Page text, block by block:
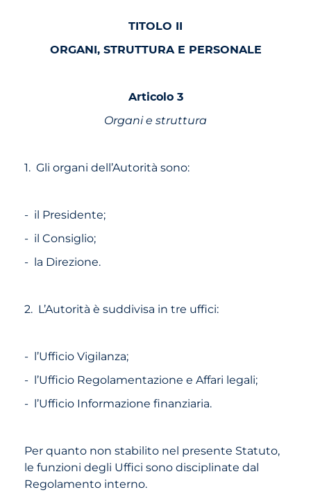
TITOLO II
ORGANI, STRUTTURA E PERSONALE
Articolo 3
Organi e struttura
1. Gli organi dell’Autorità sono:
- il Presidente;
- il Consiglio;
- la Direzione.
2. L’Autorità è suddivisa in tre uffici:
- l’Ufficio Vigilanza;
- l’Ufficio Regolamentazione e Affari legali;
- l’Ufficio Informazione finanziaria.
Per quanto non stabilito nel presente Statuto,
le funzioni degli Uffici sono disciplinate dal
Regolamento interno.